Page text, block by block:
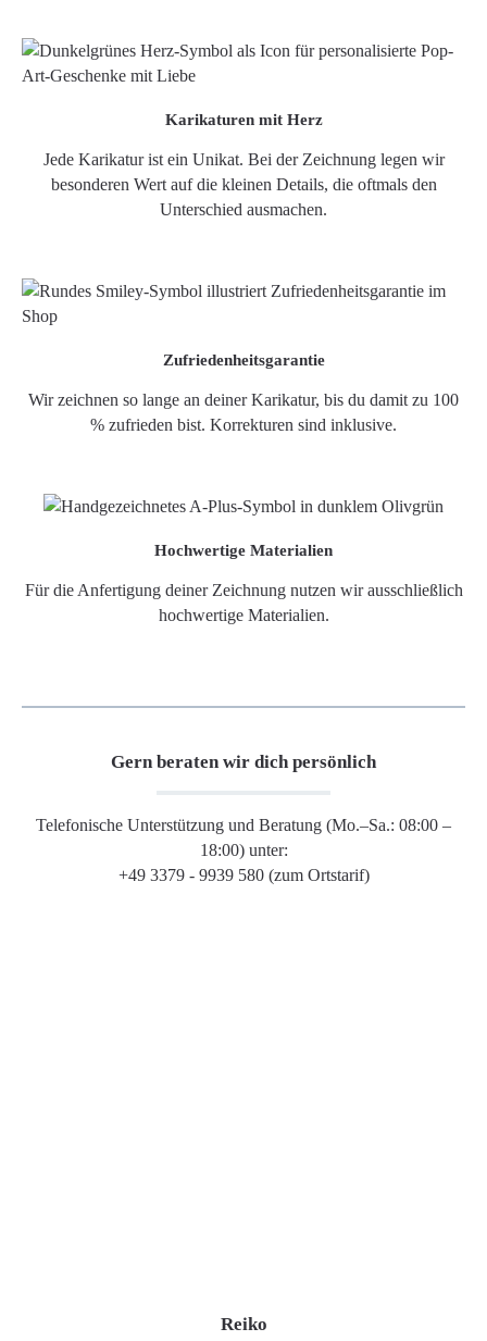
Karikaturen mit Herz
Jede Karikatur ist ein Unikat. Bei der Zeichnung legen wir
besonderen Wert auf die kleinen Details, die oftmals den
Unterschied ausmachen.
Zufriedenheitsgarantie
Wir zeichnen so lange an deiner Karikatur, bis du damit zu 100
% zufrieden bist. Korrekturen sind inklusive.
Hochwertige Materialien
Für die Anfertigung deiner Zeichnung nutzen wir ausschließlich
hochwertige Materialien.
Gern beraten wir dich persönlich
Telefonische Unterstützung und Beratung (Mo.–Sa.: 08:00 –
18:00) unter:
+49 3379 - 9939 580 (zum Ortstarif)
Reiko